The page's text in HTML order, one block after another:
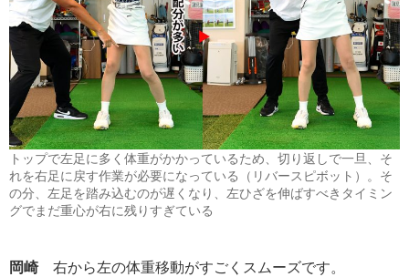
トップで左足に多く体重がかかっているため、切り返しで一旦、そ
れを右足に戻す作業が必要になっている（リバースピボット）。そ
の分、左足を踏み込むのが遅くなり、左ひざを伸ばすべきタイミン
グでまだ重心が右に残りすぎている
岡崎右から左の体重移動がすごくスムーズです。